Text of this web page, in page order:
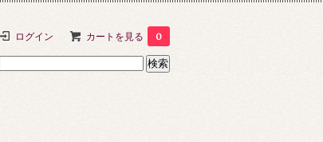
ログイン カートを見る 0